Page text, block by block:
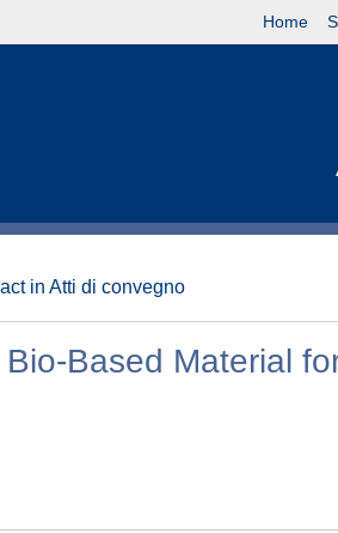
Home
in Atti di convegno
Based Material